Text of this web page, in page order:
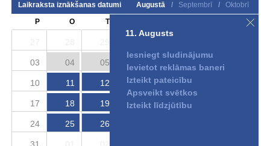
Laikraksta iznākšanas datumi Augustā / Septembrī /
Oktobrī
P
O T S
03 04 05 06 07
10 11 12 13 14
17 18 19 20 21
24 25 26
11. Augusts
Iesniegt sludinājumu
Ievietot reklāmas baneri
Izteikt pateicību
Apsveikt svētkos
Izteikt līdzjūtību